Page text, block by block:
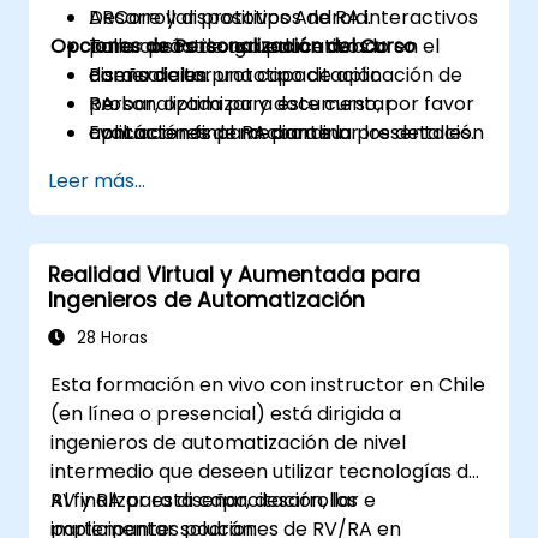
Desarrollar prototipos de RA interactivos
para casos de uso educativos o
comerciales.
Probar, optimizar y documentar
aplicaciones de RA para su
ARCore y dispositivos Android.
Taller práctico grupal centrado en el
diseño de un prototipo de aplicación de
RA.
Evaluación final mediante la presentación
Opciones de Personalización del Curso
Para solicitar una capacitación
personalizada para este curso, por favor
contáctenos para coordinar los detalles.
Leer más...
Realidad Virtual y Aumentada para
Ingenieros de Automatización
28 Horas
Esta formación en vivo con instructor en Chile
(en línea o presencial) está dirigida a
ingenieros de automatización de nivel
intermedio que deseen utilizar tecnologías de
RV y RA para diseñar, desarrollar e
implementar soluciones de RV/RA en
Al finalizar esta capacitación, los
participantes podrán: